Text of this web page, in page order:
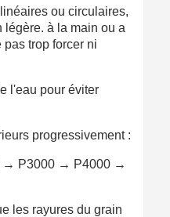
ou circulaires,
à la main ou a
pas trop forcer ni
l'eau pour éviter
progressivement :
→ P3000 → P4000 →
les rayures du grain